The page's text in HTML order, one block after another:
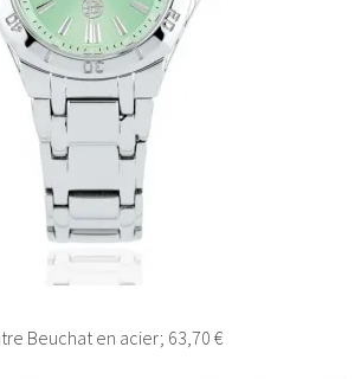
Beuchat en acier; 63,70 €